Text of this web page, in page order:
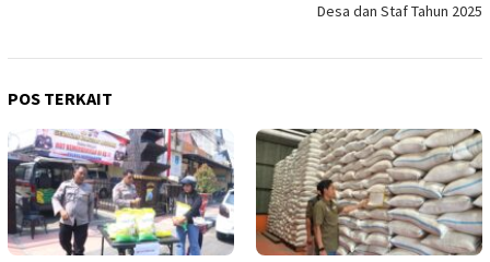
Desa dan Staf Tahun 2025
POS TERKAIT